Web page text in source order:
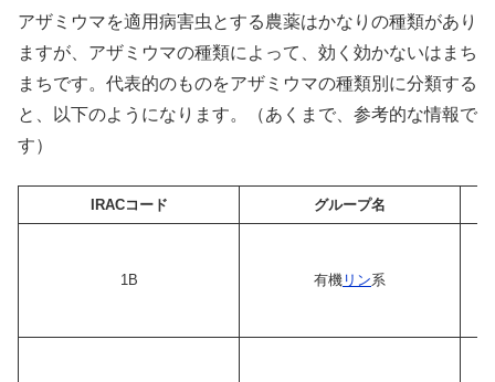
アザミウマを適用病害虫とする農薬はかなりの種類があり
ますが、アザミウマの種類によって、効く効かないはまち
まちです。代表的のものをアザミウマの種類別に分類する
と、以下のようになります。（あくまで、参考的な情報で
す）
IRACコード グループ名
1B 有機 リン系